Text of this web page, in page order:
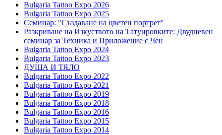
Bulgaria Tattoo Expo 2026
Bulgaria Tattoo Expo 2025
Семинар: "Създаване на цветен портрет"
Разкриване на Изкуството на Татуировките: Двудневен
семинар за Техника и Приложение с Чен
Bulgaria Tattoo Expo 2024
Bulgaria Tattoo Expo 2023
ДУША И ТЯЛО
Bulgaria Tattoo Expo 2022
Bulgaria Tattoo Expo 2021
Bulgaria Tattoo Expo 2019
Bulgaria Tattoo Expo 2018
Bulgaria Tattoo Expo 2016
Bulgaria Tattoo Expo 2015
Bulgaria Tattoo Expo 2014